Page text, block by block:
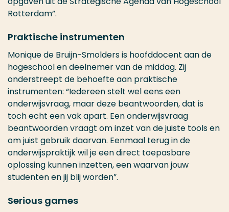
Rotterdam”.
Praktische instrumenten
Monique de Bruijn-Smolders is hoofddocent aan de
hogeschool en deelnemer van de middag. Zij
onderstreept de behoefte aan praktische
instrumenten: “Iedereen stelt wel eens een
onderwijsvraag, maar deze beantwoorden, dat is
toch echt een vak apart. Een onderwijsvraag
beantwoorden vraagt om inzet van de juiste tools en
om juist gebruik daarvan. Eenmaal terug in de
onderwijspraktijk wil je een direct toepasbare
oplossing kunnen inzetten, een waarvan jouw
studenten en jij blij worden”.
Serious games